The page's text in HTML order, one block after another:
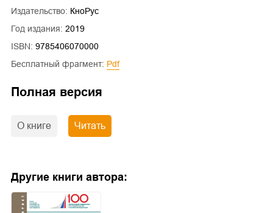
Издательство: КноРус
Год издания: 2019
ISBN: 9785406070000
Бесплатный фрагмент:
pdf
Полная версия
О книге Читать
Другие книги автора: